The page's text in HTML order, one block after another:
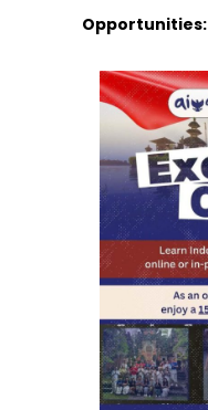
Opportunities: